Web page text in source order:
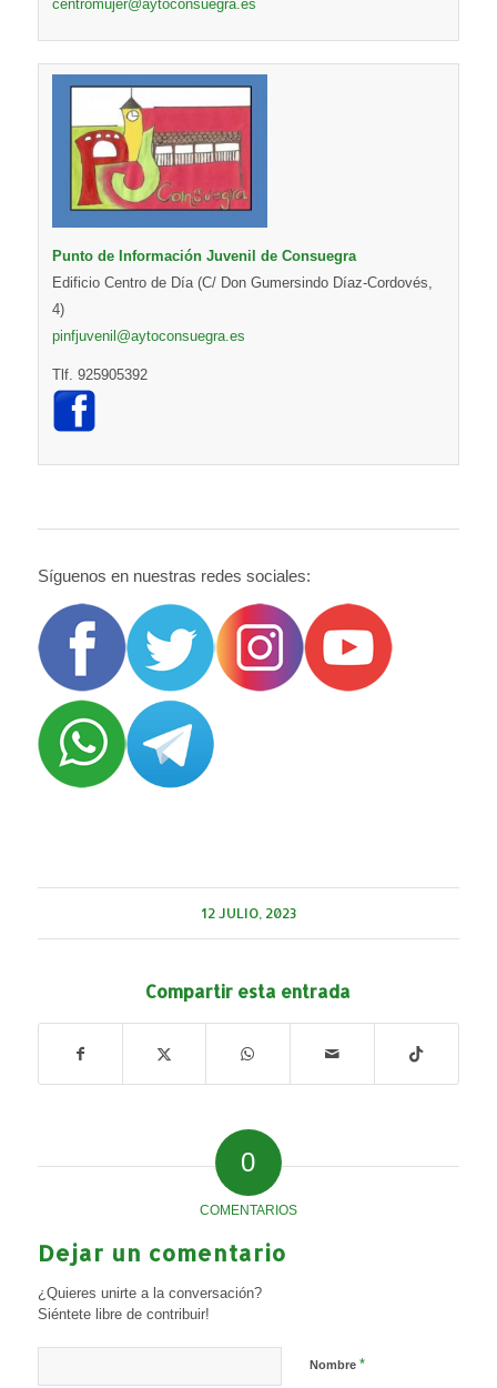
centromujer@aytoconsuegra.es
Punto de Información Juvenil de Consuegra
Edificio Centro de Día (C/ Don Gumersindo Díaz-Cordovés,
4)
pinfjuvenil@aytoconsuegra.es
Tlf. 925905392
Síguenos en nuestras redes sociales:
12 JULIO, 2023
Compartir esta entrada
0
COMENTARIOS
Dejar un comentario
¿Quieres unirte a la conversación?
Siéntete libre de contribuir!
Nombre *